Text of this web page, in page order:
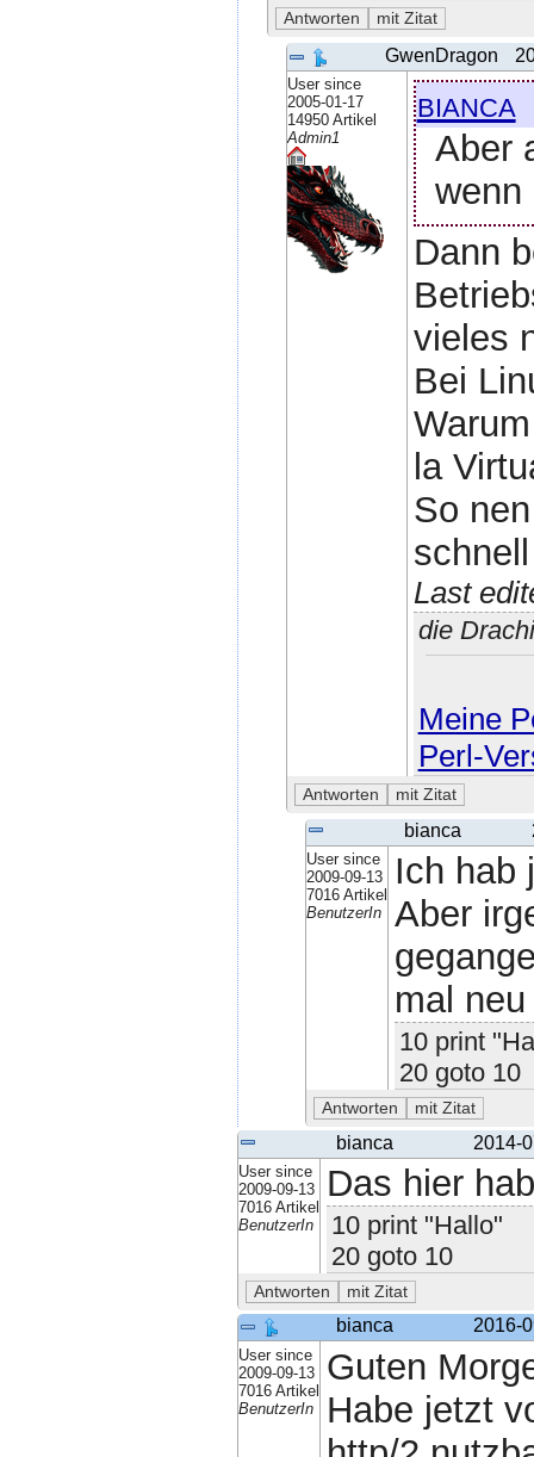
GwenDragon
User since
2005-01-17
14950 Artikel
Admin1
bianca
Aber
wenn
Dann
vieles
Bei
la
So
Last
die
Meine
Perl-
bianca
User since
2009-09-13
7016 Artikel
BenutzerIn
Ich hab
Aber
mal
10 print
20 goto 10
bianca 2014-
User since
2009-09-13
7016 Artikel
BenutzerIn
Das hier
10 print "Hallo"
20 goto 10
bianca 2016-
User since
2009-09-13
7016 Artikel
BenutzerIn
Guten
Habe jetzt